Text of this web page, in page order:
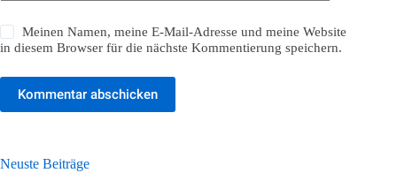
Meinen Namen, meine E-Mail-Adresse und meine Website
in diesem Browser für die nächste Kommentierung speichern.
Kommentar abschicken
Neuste Beiträge